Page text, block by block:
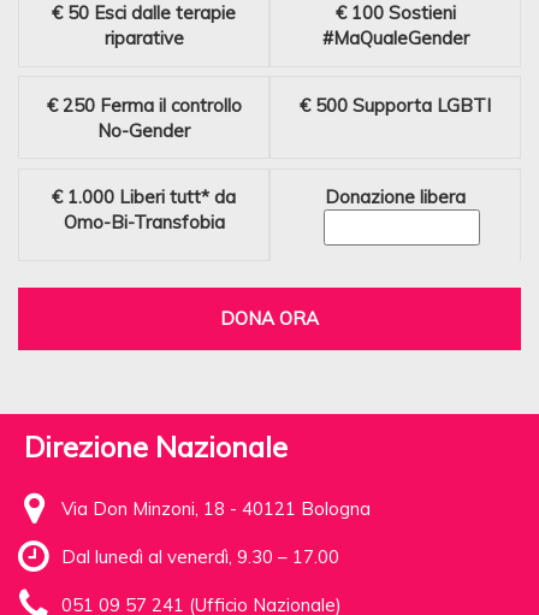
€ 50 Esci dalle terapie
riparative
€ 100 Sostieni
#MaQualeGender
€ 250 Ferma il controllo
No-Gender
€ 500 Supporta LGBTI
€ 1.000 Liberi tutt* da
Omo-Bi-Transfobia
Donazione libera
DONA ORA
Direzione Nazionale
Via Don Minzoni, 18 - 40121 Bologna
Dal lunedì al venerdì, 9.30 – 17.00
051 09 57 241 (Ufficio Nazionale)